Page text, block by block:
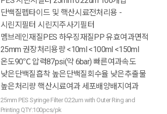
단백질펩타이드 및 핵산시료전처리용 -
시린지필터 시린지주사기필터
멤브레인재질PES 하우징재질PP 유효여과면적
25mm 권장처리용량 <10ml <100ml <150ml
온도90℃ 압력87psi(약 6bar) 빠른여과속도
낮은단백질흡착 높은단백질회수율 낮은추출물
높은처리량 핵산시료여과 세포배양배지여과
25mm PES Syringe Filter 0.22um with Outer Ring and
Printing QTY:100pcs/pk